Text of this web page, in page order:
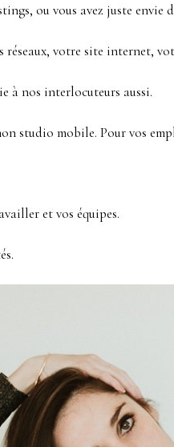
ou vous avez juste
votre site internet,
à nos interlocuteurs aussi.
studio mobile. Pour vos
et vos équipes.